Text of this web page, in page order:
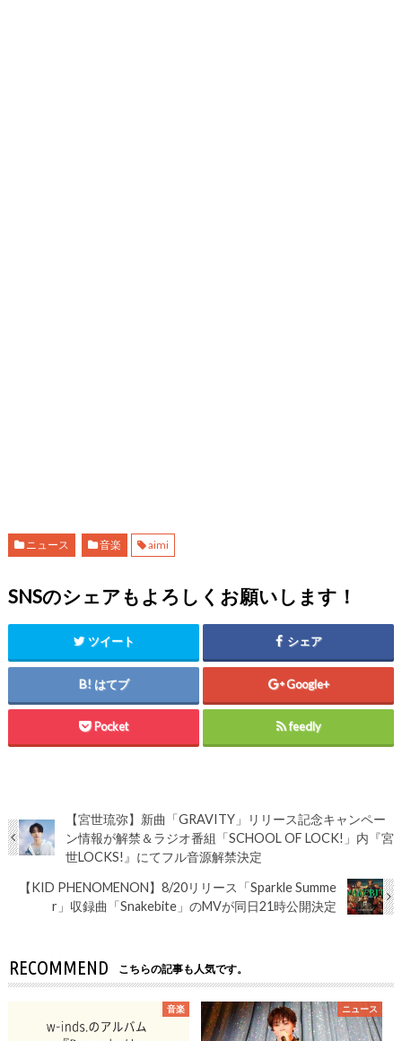
ニュース 音楽 aimi
SNSのシェアもよろしくお願いします！
ツイート シェア
はてブ Google+
Pocket feedly
【宮世琉弥】新曲「GRAVITY」リリース記念キャンペー
ン情報が解禁＆ラジオ番組「SCHOOL OF LOCK!」内『宮
世LOCKS!』にてフル音源解禁決定
【KID PHENOMENON】8/20リリース「Sparkle Summe
r」収録曲「Snakebite」のMVが同日21時公開決定
RECOMMEND こちらの記事も人気です。
音楽 ニュース